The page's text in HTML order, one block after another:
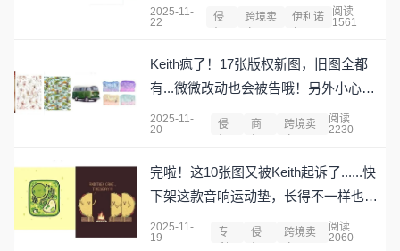
告名单已出！
2025-11-
22
侵
跨境卖
伊利诺
阅读
1561
Keith疯了！17张版权新图，旧图全都
有...微微改动也会被告哦！另外小心
“MISSMILE”这个词，已经暴雷了！
2025-11-
20
侵
商
跨境卖
阅读
2230
完啦！这10张图又被Keith起诉了......快
下架这款音响运动垫，长得不一样也能
告你！！卖家已哭晕！
2025-11-
19
专
侵
跨境卖
阅读
2060